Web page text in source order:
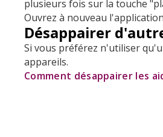
plusieurs fois sur la touche
Ouvrez à nouveau
Désappairer
Si vous préférez n'utiliser
appareils.
Comment désappairer les